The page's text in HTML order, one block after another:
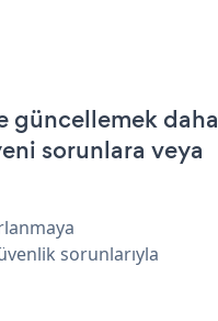
güncellemek daha
sorunlara veya
sorunlarıyla